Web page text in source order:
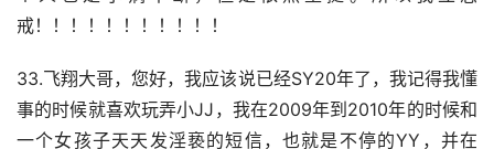
戒！！！！！！！！！！！
33.飞翔大哥，您好，我应该说已经SY20年了，我记得我懂
事的时候就喜欢玩弄小JJ，我在2009年到2010年的时候和
一个女孩子天天发淫亵的短信，也就是不停的YY，并在